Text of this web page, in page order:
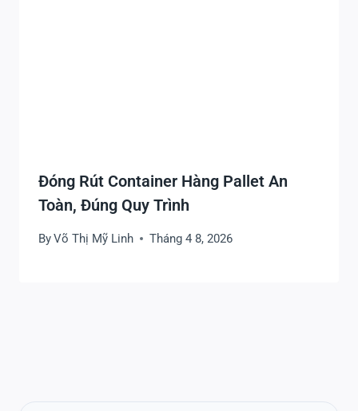
Đóng Rút Container Hàng Pallet An
Toàn, Đúng Quy Trình
ByVõ Thị Mỹ Linh Tháng 4 8, 2026